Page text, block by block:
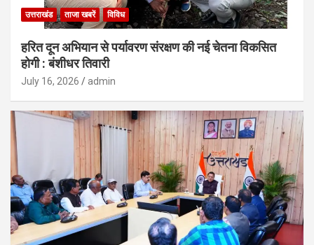
उत्तराखंड ताजा खबरें विविध
हरित दून अभियान से पर्यावरण संरक्षण की नई चेतना विकसित
होगी : बंशीधर तिवारी
July 16, 2026 admin